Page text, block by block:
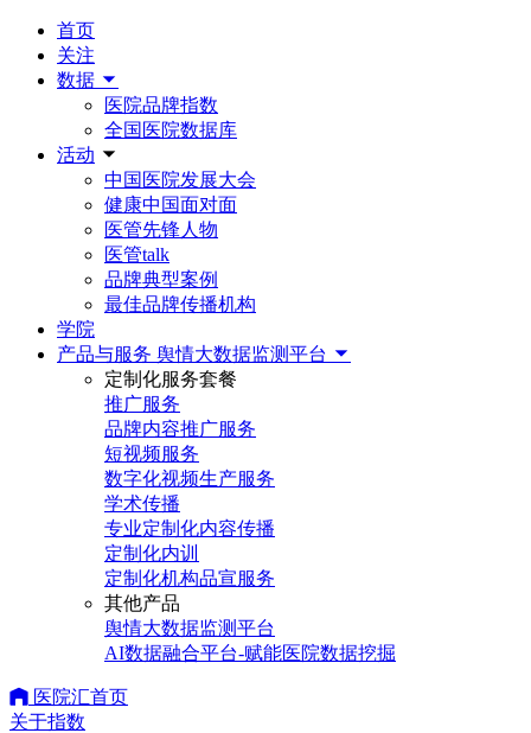
首页
关注
数据
医院品牌指数
全国医院数据库
活动
中国医院发展大会
健康中国面对面
医管先锋人物
医管talk
品牌典型案例
最佳品牌传播机构
学院
产品与服务 舆情大数据监测平台
定制化服务套餐
推广服务
品牌内容推广服务
短视频服务
数字化视频生产服务
学术传播
专业定制化内容传播
定制化内训
定制化机构品宣服务
其他产品
舆情大数据监测平台
AI数据融合平台-赋能医院数据挖掘
医院汇首页
关于指数